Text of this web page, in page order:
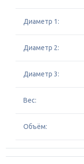
Диаметр 1:
Диаметр 2:
Диаметр 3:
Вес:
Объём: